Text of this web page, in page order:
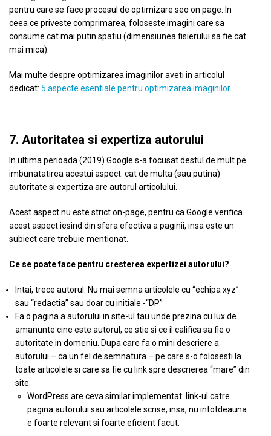
pentru care se face procesul de optimizare seo on page. In
ceea ce priveste comprimarea, foloseste imagini care sa
consume cat mai putin spatiu (dimensiunea fisierului sa fie cat
mai mica).
Mai multe despre optimizarea imaginilor aveti in articolul
dedicat: 5 aspecte esentiale pentru optimizarea imaginilor
7. Autoritatea si expertiza autorului
In ultima perioada (2019) Google s-a focusat destul de mult pe
imbunatatirea acestui aspect: cat de multa (sau putina)
autoritate si expertiza are autorul articolului.
Acest aspect nu este strict on-page, pentru ca Google verifica
acest aspect iesind din sfera efectiva a paginii, insa este un
subiect care trebuie mentionat.
Ce se poate face pentru cresterea expertizei autorului?
Intai, trece autorul. Nu mai semna articolele cu “echipa xyz”
sau “redactia” sau doar cu initiale -“DP”
Fa o pagina a autorului in site-ul tau unde prezina cu lux de
amanunte cine este autorul, ce stie si ce il califica sa fie o
autoritate in domeniu. Dupa care fa o mini descriere a
autorului – ca un fel de semnatura – pe care s-o folosesti la
toate articolele si care sa fie cu link spre descrierea “mare” din
site.
WordPress are ceva similar implementat: link-ul catre
pagina autorului sau articolele scrise, insa, nu intotdeauna
e foarte relevant si foarte eficient facut.